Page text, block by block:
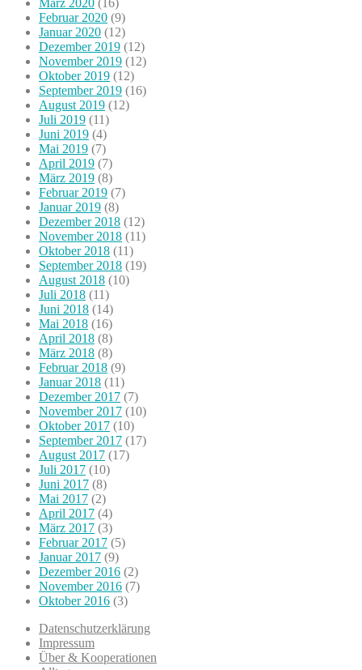
Februar 2020 (9)
Januar 2020 (12)
Dezember 2019 (12)
November 2019 (12)
Oktober 2019 (12)
September 2019 (16)
August 2019 (12)
Juli 2019 (11)
Juni 2019 (4)
Mai 2019 (7)
April 2019 (7)
März 2019 (8)
Februar 2019 (7)
Januar 2019 (8)
Dezember 2018 (12)
November 2018 (11)
Oktober 2018 (11)
September 2018 (19)
August 2018 (10)
Juli 2018 (11)
Juni 2018 (14)
Mai 2018 (16)
April 2018 (8)
März 2018 (8)
Februar 2018 (9)
Januar 2018 (11)
Dezember 2017 (7)
November 2017 (10)
Oktober 2017 (10)
September 2017 (17)
August 2017 (17)
Juli 2017 (10)
Juni 2017 (8)
Mai 2017 (2)
April 2017 (4)
März 2017 (3)
Februar 2017 (5)
Januar 2017 (9)
Dezember 2016 (2)
November 2016 (7)
Oktober 2016 (3)
Datenschutzerklärung
Impressum
Über & Kooperationen